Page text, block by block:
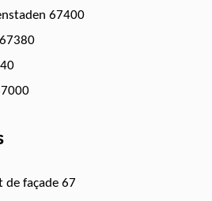
67400
de façade 67